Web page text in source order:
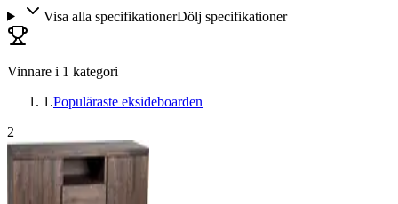
Visa alla specifikationerDölj specifikationer
Vinnare i 1 kategori
1 .Populäraste eksideboarden
2